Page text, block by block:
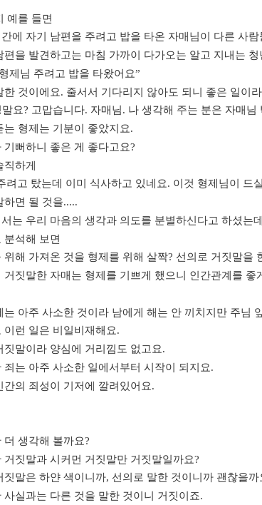
예를 들면
에 자기 남편을 주려고 밥을 타온 자매님이 다른 사
편을 발견하고는 마침 가까이 다가오는 알고 지내는
제님 주려고 밥을 타왔어요”
한 것이에요. 줄서서 기다리지 않아도 되니 좋은 일이
말요? 고맙습니다. 자매님. 나 생각해 주는 분은 자매님
는 형제는 기분이 좋았지요.
기뻐하니 좋은 게 좋다고요?
직하게
려고 탔는데 이미 식사하고 있네요. 이것 형제님이 드
하면 될 것을.....
는 우리 마음의 생각과 의도를 분별하신다고 하셨는
분석해 보면
위해 가져온 것을 형제를 위해 살짝? 선의로 거짓말을
거짓말한 자매는 형제를 기쁘게 했으니 인간관계를 좋
는 아주 사소한 것이라 남에게 해는 안 끼치지만 주님
이런 일은 비일비재해요.
짓말이라 양심에 거리낌도 없고요.
죄는 아주 사소한 일에서부터 시작이 되지요.
간의 죄성이 기저에 깔려있어요.
더 생각해 볼까요?
거짓말과 시커먼 거짓말만 거짓말일까요?
짓말은 하얀 색이니까, 선의로 말한 것이니까 괜찮을까
사실과는 다른 것을 말한 것이니 거짓이죠.